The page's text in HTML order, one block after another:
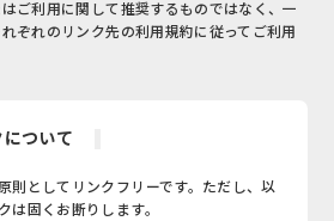
ご利用に関して推奨するものではなく、一
ぞれのリンク先の利用規約に従ってご利用
ついて
則としてリンクフリーです。ただし、以
は固くお断りします。